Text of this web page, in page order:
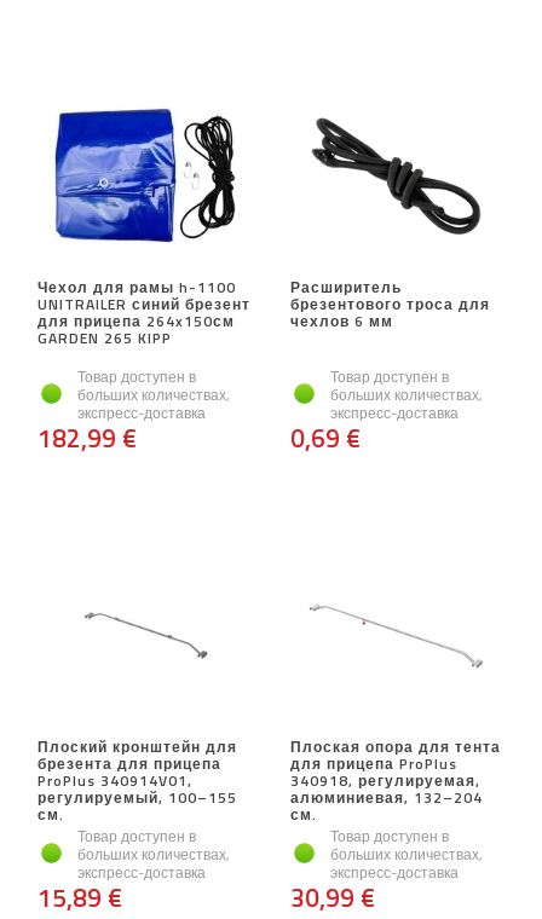
Чехол для рамы h-1100
UNITRAILER синий брезент
для прицепа 264x150см
GARDEN 265 KIPP
Товар доступен в
больших количествах,
экспресс-доставка
182,99 €
Расширитель
брезентового троса для
чехлов 6 мм
Товар доступен в
больших количествах,
экспресс-доставка
0,69 €
Плоский кронштейн для
брезента для прицепа
ProPlus 340914V01,
регулируемый, 100–155
см.
Товар доступен в
больших количествах,
экспресс-доставка
15,89 €
Плоская опора для тента
для прицепа ProPlus
340918, регулируемая,
алюминиевая, 132–204
см.
Товар доступен в
больших количествах,
экспресс-доставка
30,99 €